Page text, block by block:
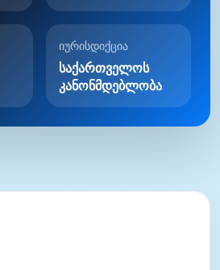
იურისდიქცია
საქართველოს
კანონმდებლობა